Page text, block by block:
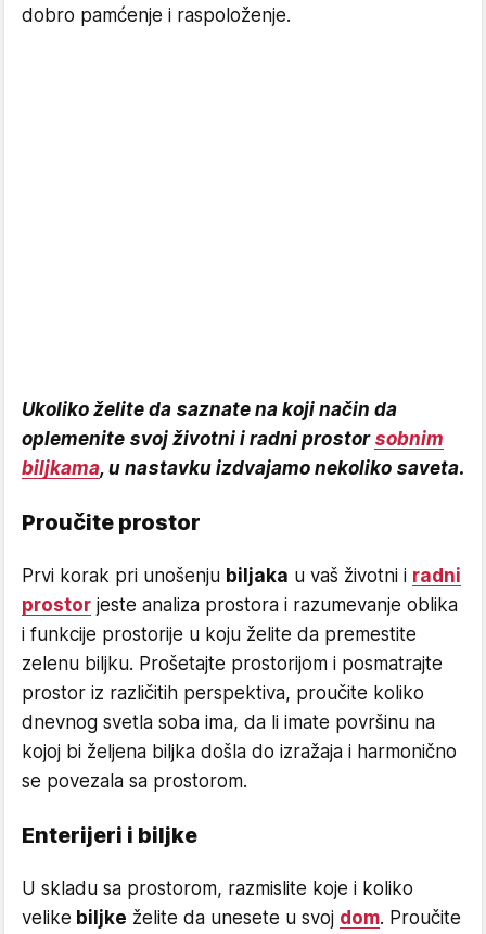
dobro pamćenje i raspoloženje.
Ukoliko želite da saznate na koji način da
oplemenite svoj životni i radni prostor sobnim
biljkama, u nastavku izdvajamo nekoliko saveta.
Proučite prostor
Prvi korak pri unošenju biljaka u vaš životni i radni
prostor jeste analiza prostora i razumevanje oblika
i funkcije prostorije u koju želite da premestite
zelenu biljku. Prošetajte prostorijom i posmatrajte
prostor iz različitih perspektiva, proučite koliko
dnevnog svetla soba ima, da li imate površinu na
kojoj bi željena biljka došla do izražaja i harmonično
se povezala sa prostorom.
Enterijeri i biljke
U skladu sa prostorom, razmislite koje i koliko
velike biljke želite da unesete u svoj dom. Proučite